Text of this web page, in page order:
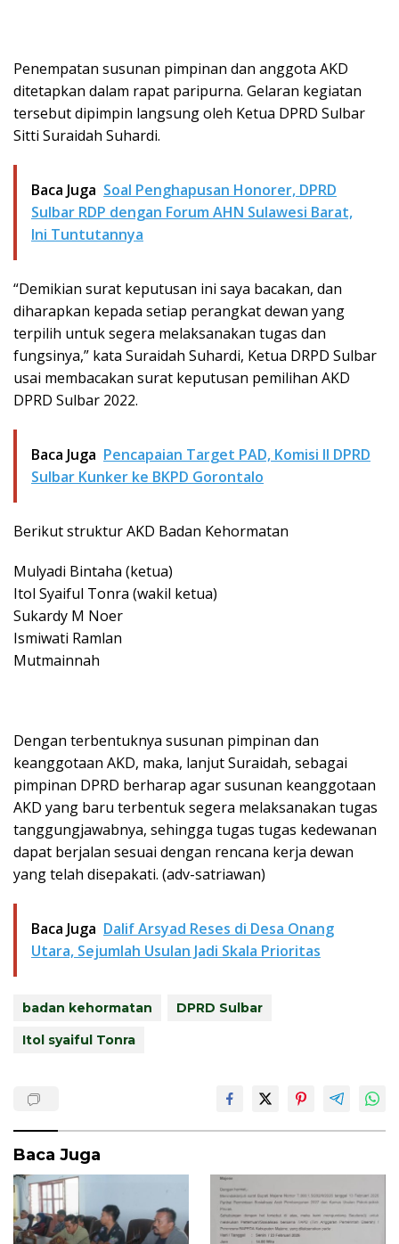
Penempatan susunan pimpinan dan anggota AKD
ditetapkan dalam rapat paripurna. Gelaran kegiatan
tersebut dipimpin langsung oleh Ketua DPRD Sulbar
Sitti Suraidah Suhardi.
Baca Juga Soal Penghapusan Honorer, DPRD
Sulbar RDP dengan Forum AHN Sulawesi Barat,
Ini Tuntutannya
“Demikian surat keputusan ini saya bacakan, dan
diharapkan kepada setiap perangkat dewan yang
terpilih untuk segera melaksanakan tugas dan
fungsinya,” kata Suraidah Suhardi, Ketua DRPD Sulbar
usai membacakan surat keputusan pemilihan AKD
DPRD Sulbar 2022.
Baca Juga Pencapaian Target PAD, Komisi II DPRD
Sulbar Kunker ke BKPD Gorontalo
Berikut struktur AKD Badan Kehormatan
Mulyadi Bintaha (ketua)
Itol Syaiful Tonra (wakil ketua)
Sukardy M Noer
Ismiwati Ramlan
Mutmainnah
Dengan terbentuknya susunan pimpinan dan
keanggotaan AKD, maka, lanjut Suraidah, sebagai
pimpinan DPRD berharap agar susunan keanggotaan
AKD yang baru terbentuk segera melaksanakan tugas
tanggungjawabnya, sehingga tugas tugas kedewanan
dapat berjalan sesuai dengan rencana kerja dewan
yang telah disepakati. (adv-satriawan)
Baca Juga Dalif Arsyad Reses di Desa Onang
Utara, Sejumlah Usulan Jadi Skala Prioritas
badan kehormatan
DPRD Sulbar
Itol syaiful Tonra
Baca Juga